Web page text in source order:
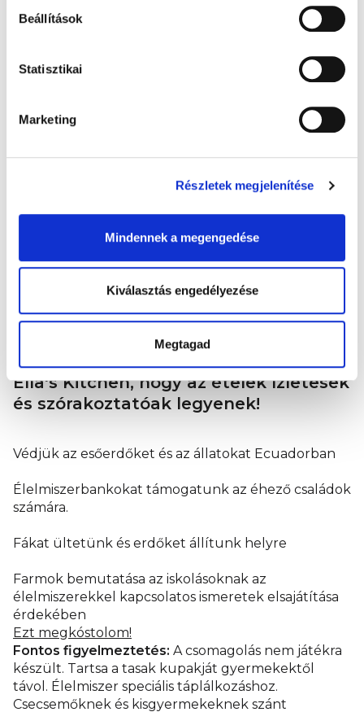
Beállítások
Statisztikai
Marketing
Részletek megjelenítése
Mindennek a megengedése
Kiválasztás engedélyezése
Megtagad
Diómentes
Rázz meg, nyomj a kanálra és szürcsölj fel.
Ella's Kitchen, hogy az ételek ízletesek
és szórakoztatóak legyenek!
Védjük az esőerdőket és az állatokat Ecuadorban
Élelmiszerbankokat támogatunk az éhező családok
számára.
Fákat ültetünk és erdőket állítunk helyre
Farmok bemutatása az iskolásoknak az
élelmiszerekkel kapcsolatos ismeretek elsajátítása
érdekében
Ezt megkóstolom!
Fontos figyelmeztetés: A csomagolás nem játékra
készült. Tartsa a tasak kupakját gyermekektől
távol. Élelmiszer speciális táplálkozáshoz.
Csecsemőknek és kisgyermekeknek szánt